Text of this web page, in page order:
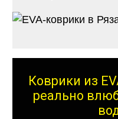
Коврики из
реально